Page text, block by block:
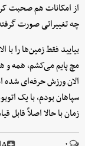
از امکانات هم صحبت
چه تغییراتی صورت
بیایید فقط زمین‌ها را
مچ پایم می‌کشم، همه و
الان ورزش حرفه‌ای
زمان با حالا اصلاً قابل